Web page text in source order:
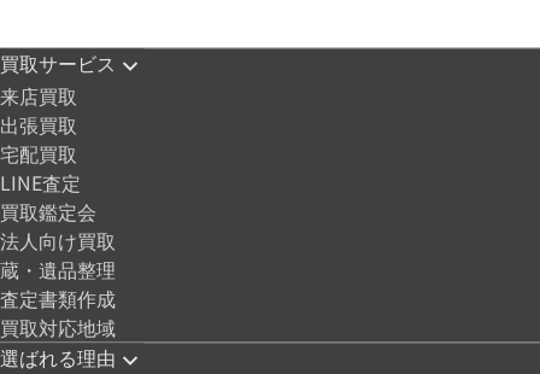
買取サービス
来店買取
出張買取
宅配買取
LINE査定
買取鑑定会
法人向け買取
蔵・遺品整理
査定書類作成
買取対応地域
選ばれる理由